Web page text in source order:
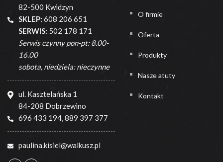
82-500 Kwidzyn
SKLEP: 608 206 651
SERWIS: 502 178 171
Serwis czynny pon-pt: 8.00-
16.00
sobota, niedziela: nieczynne
ul. Kasztelańska 1
84-208 Dobrzewino
696 433 194,889 397 377
paulina.kisiel@walkusz.pl
O firmie
Oferta
Produkty
Nasze atuty
Kontakt